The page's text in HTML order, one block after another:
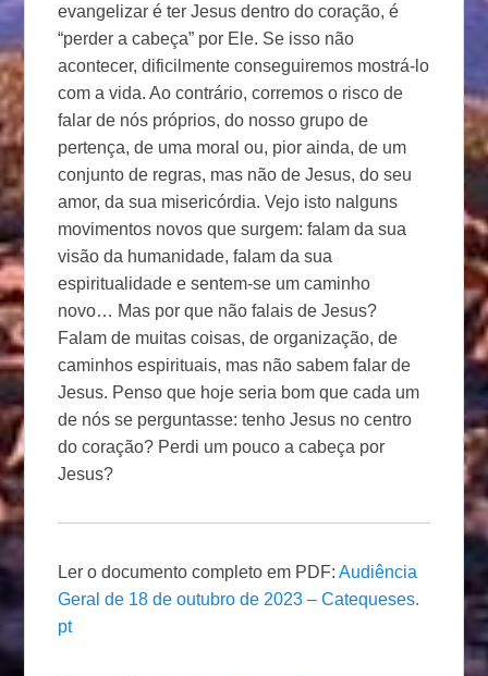
evangelizar é ter Jesus dentro do coração, é
“perder a cabeça” por Ele. Se isso não
acontecer, dificilmente conseguiremos mostrá-lo
com a vida. Ao contrário, corremos o risco de
falar de nós próprios, do nosso grupo de
pertença, de uma moral ou, pior ainda, de um
conjunto de regras, mas não de Jesus, do seu
amor, da sua misericórdia. Vejo isto nalguns
movimentos novos que surgem: falam da sua
visão da humanidade, falam da sua
espiritualidade e sentem-se um caminho
novo… Mas por que não falais de Jesus?
Falam de muitas coisas, de organização, de
caminhos espirituais, mas não sabem falar de
Jesus. Penso que hoje seria bom que cada um
de nós se perguntasse: tenho Jesus no centro
do coração? Perdi um pouco a cabeça por
Jesus?
Ler o documento completo em PDF:Audiência
Geral de 18 de outubro de 2023 – Catequeses.
pt